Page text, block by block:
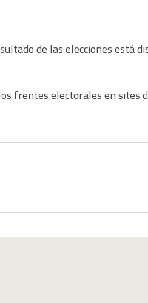
de las elecciones está
frentes electorales en sites